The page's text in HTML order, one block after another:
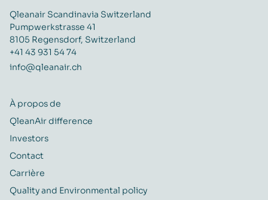
Qleanair Scandinavia Switzerland
Pumpwerkstrasse 41
8105 Regensdorf, Switzerland
+41 43 931 54 74
info@qleanair.ch
À propos de
QleanAir difference
Investors
Contact
Carrière
Quality and Environmental policy